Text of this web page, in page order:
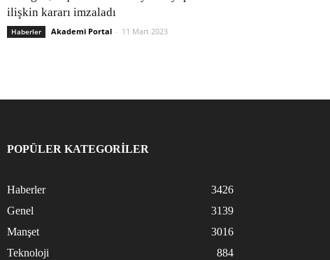
ilişkin kararı imzaladı
Haberler Akademi Portal - 11 Mart 2023
POPÜLER KATEGORİLER
Haberler
3426
Genel
3139
Manşet
3016
Teknoloji
884